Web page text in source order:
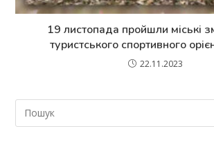
19 листопада пройшли міські
туристського спортивного
22.11.2023